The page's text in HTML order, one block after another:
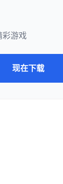
彩游戏
现在下载